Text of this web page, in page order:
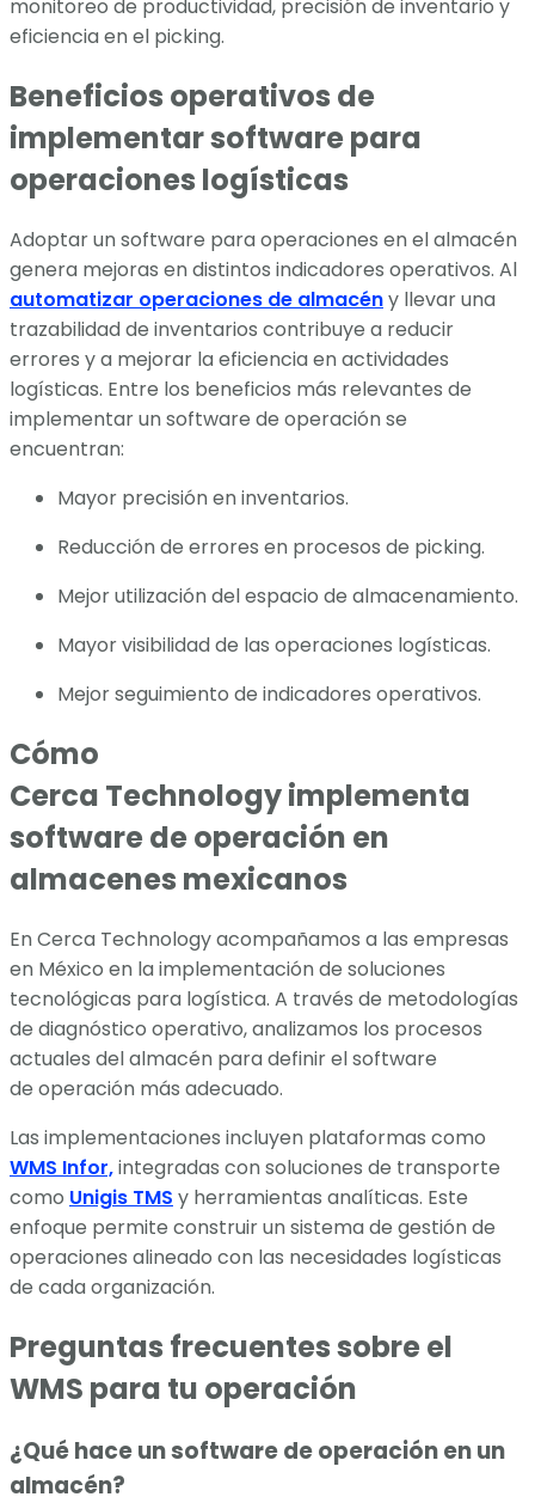
monitoreo de productividad, precisión de inventario y
eficiencia en el picking.
Beneficios operativos de
implementar software para
operaciones logísticas
Adoptar un software para operaciones en el almacén
genera mejoras en distintos indicadores operativos. Al
automatizar operaciones de almacény llevar una
trazabilidad de inventarios contribuye a reducir
errores y a mejorar la eficiencia en actividades
logísticas. Entre los beneficios más relevantes de
implementar un software de operación se
encuentran:
Mayor precisión en inventarios.
Reducción de errores en procesos de picking.
Mejor utilización del espacio de almacenamiento.
Mayor visibilidad de las operaciones logísticas.
Mejor seguimiento de indicadores operativos.
Cómo
Cerca Technology implementa
software de operación en
almacenes mexicanos
En Cerca Technology acompañamos a las empresas
en México en la implementación de soluciones
tecnológicas para logística. A través de metodologías
de diagnóstico operativo, analizamos los procesos
actuales del almacén para definir el software
de operación más adecuado.
Las implementaciones incluyen plataformas como
WMS Infor,integradas con soluciones de transporte
como Unigis TMS y herramientas analíticas. Este
enfoque permite construir un sistema de gestión de
operaciones alineado con las necesidades logísticas
de cada organización.
Preguntas frecuentes sobre el
WMS para tu operación
¿Qué hace un software de operación en un
almacén?